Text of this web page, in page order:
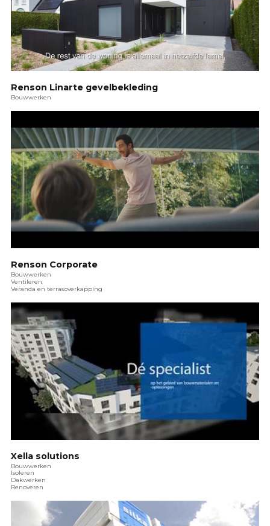
Renson Linarte gevelbekleding
Bouwwerken
Renson Corporate
Bouwwerken
Ventileren
Veranda en terrasoverkapping
Xella solutions
Bouwwerken
Isoleren
Dakwerken
Renoveren